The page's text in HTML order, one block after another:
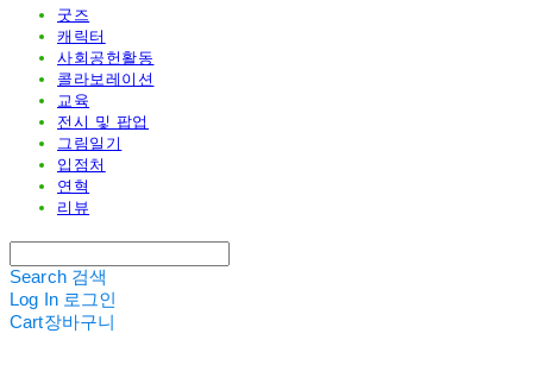
굿즈
캐릭터
사회공헌활동
콜라보레이션
교육
전시 및 팝업
그림일기
입점처
연혁
리뷰
Search 검색
Log In 로그인
Cart장바구니